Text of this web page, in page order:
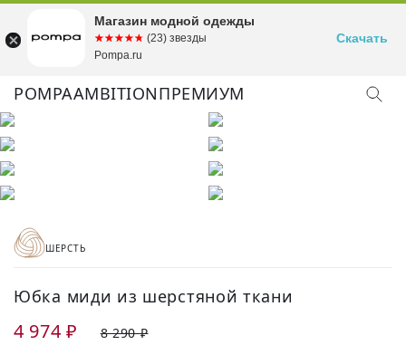
POMPAAMBITIONПРЕМИУМ
ШЕРСТЬ
Юбка миди из шерстяной ткани
4 974 ₽ 8 290 ₽
Магазин модной одежды
☆☆☆☆☆
★★★★★ (23) звезды
Pompa.ru
Скачать